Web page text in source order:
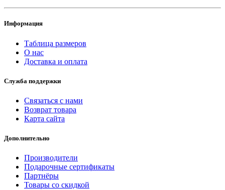
Информация
Таблица размеров
О нас
Доставка и оплата
Служба поддержки
Связаться с нами
Возврат товара
Карта сайта
Дополнительно
Производители
Подарочные сертификаты
Партнёры
Товары со скидкой